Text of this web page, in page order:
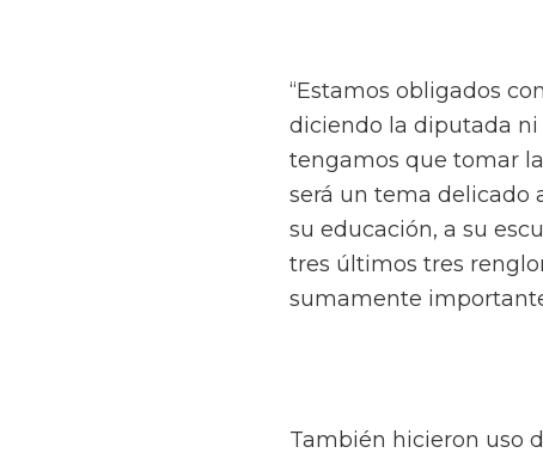
“Estamos obligados
diciendo la diputada ni
tengamos que tomar
será un tema delicado
su educación, a su
tres últimos tres
sumamente
También hicieron uso